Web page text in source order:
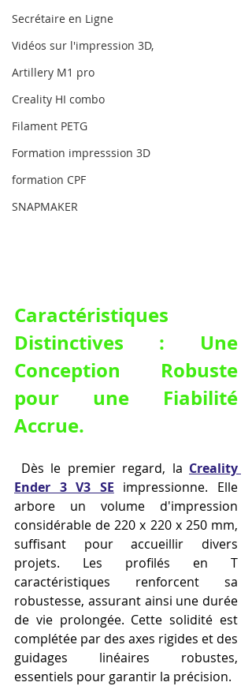
Secrétaire en Ligne
Vidéos sur l'impression 3D,
Artillery M1 pro
Creality HI combo
Filament PETG
Formation impresssion 3D
formation CPF
SNAPMAKER
Caractéristiques
Distinctives : Une
Conception Robuste
pour une Fiabilité
Accrue.
Dès le premier regard, la Creality
Ender 3 V3 SE impressionne. Elle
arbore un volume d'impression
considérable de 220 x 220 x 250 mm,
suffisant pour accueillir divers
projets. Les profilés en T
caractéristiques renforcent sa
robustesse, assurant ainsi une durée
de vie prolongée. Cette solidité est
complétée par des axes rigides et des
guidages linéaires robustes,
essentiels pour garantir la précision.